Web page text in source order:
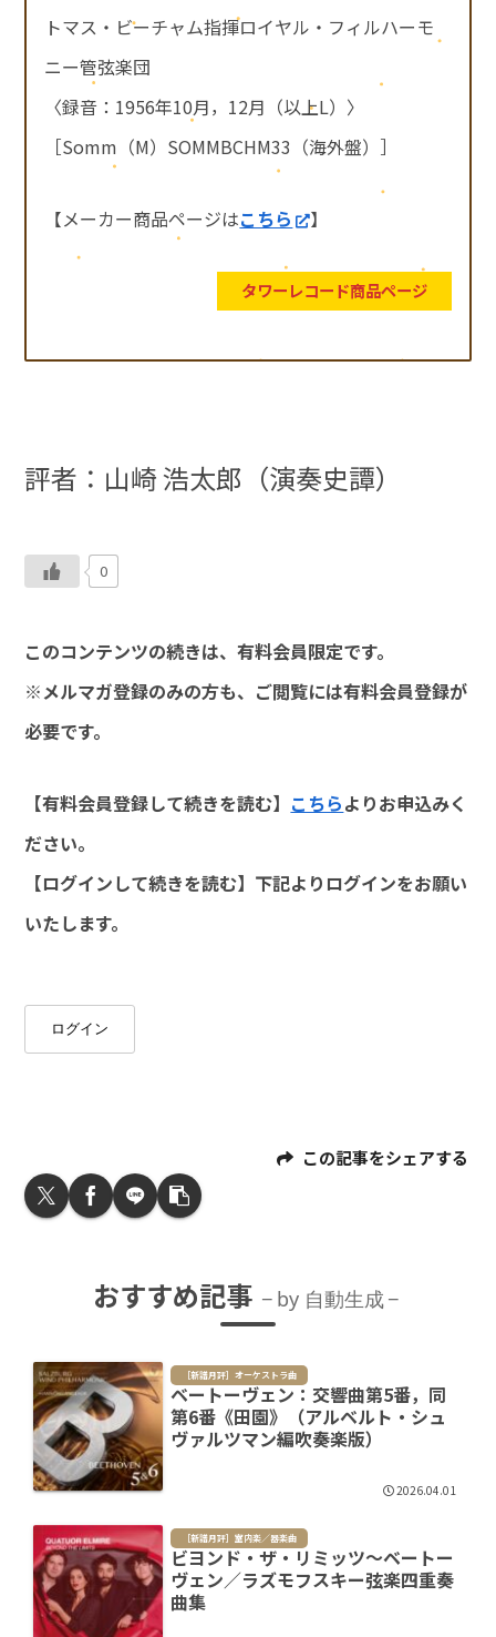
トマス・ビーチャム指揮ロイヤル・フィルハーモ
ニー管弦楽団
〈録音：1956年10月，12月（以上L）〉
［Somm（M）SOMMBCHM33（海外盤）］
【メーカー商品ページはこちら 】
タワーレコード商品ページ
評者：山崎 浩太郎（演奏史譚）
0
このコンテンツの続きは、有料会員限定です。
※メルマガ登録のみの方も、ご閲覧には有料会員登録が
必要です。
【有料会員登録して続きを読む】 こちらよりお申込みく
ださい。
【ログインして続きを読む】下記よりログインをお願い
いたします。
ログイン
この記事をシェアする
おすすめ記事 by 自動生成
［新譜月評］オーケストラ曲
ベートーヴェン：交響曲第5番，同
第6番《田園》（アルベルト・シュ
ヴァルツマン編吹奏楽版）
2026.04.01
［新譜月評］室内楽／器楽曲
ビヨンド・ザ・リミッツ～ベートー
ヴェン／ラズモフスキー弦楽四重奏
曲集